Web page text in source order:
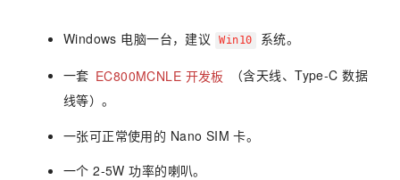
Windows 电脑一台，建议 Win10 系统。
一套 EC800MCNLE 开发板
（含天线、Type-C 数据
线等）。
一张可正常使用的 Nano SIM 卡。
一个 2-5W 功率的喇叭。